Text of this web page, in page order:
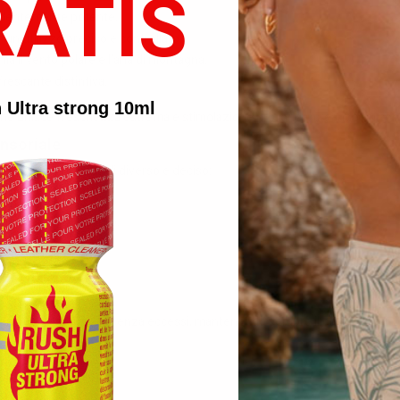
potente.
utilizzo preciso e controllato.
il vento polare e l’aria di montagna.
distintiva.
unisce freschezza estrema e stimolazione profonda, creando un
cerca qualcosa di diverso e deciso:
istanti.
attraversa il corpo.
più dinamici.
dell’esperienza senza eccessi, mantenendo sempre il controllo.
indicazioni:
Ultra strong 10ml